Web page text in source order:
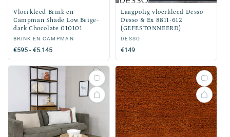
Vloerkleed Brink en
Campman Shade Low Beige-
dark Chocolate 010101
Verkoper:
BRINK EN CAMPMAN
Normale
prijs
€595 - €5.145
Laagpolig vloerkleed Desso
Desso & Ex 8811-612
(GEFESTONNEERD)
Verkoper:
DESSO
Normale
prijs
€149